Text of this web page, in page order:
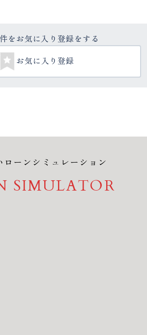
をお気に入り登録をする
お気に入り登録
ローンシミュレーション
SIMULATOR